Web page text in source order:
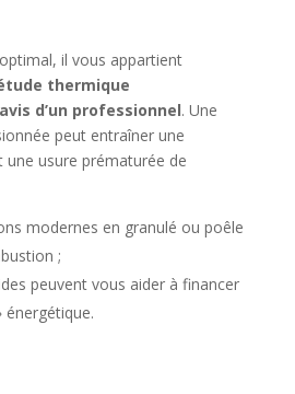
il vous appartient
thermique
d’un professionnel. Une
peut entraîner une
usure prématurée de
modernes en granulé ou poêle
;
peuvent vous aider à financer